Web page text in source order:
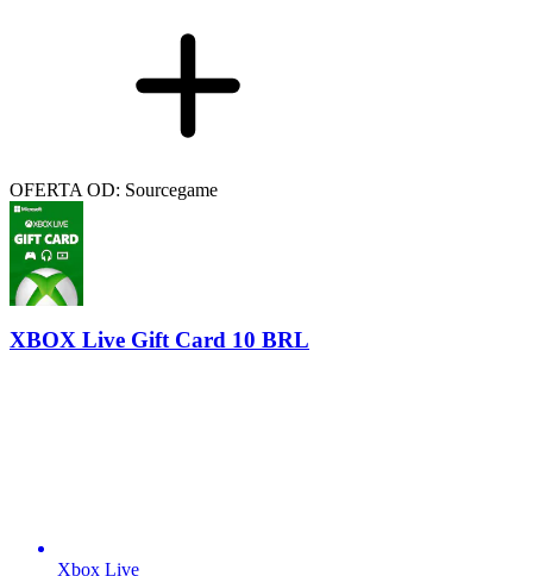
OFERTA OD: Sourcegame
XBOX Live Gift Card 10 BRL
Xbox Live